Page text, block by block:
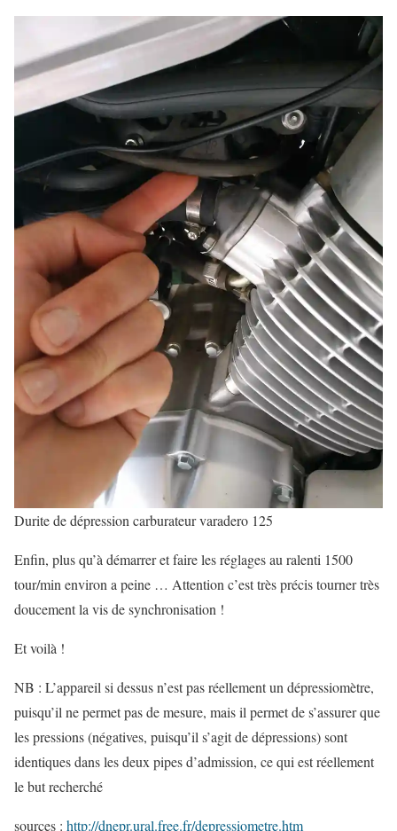
Durite de dépression carburateur varadero 125
Enfin, plus qu’à démarrer et faire les réglages au ralenti 1500
tour/min environ a peine … Attention c’est très précis tourner très
doucement la vis de synchronisation !
Et voilà !
NB : L’appareil si dessus n’est pas réellement un dépressiomètre,
puisqu’il ne permet pas de mesure, mais il permet de s’assurer que
les pressions (négatives, puisqu’il s’agit de dépressions) sont
identiques dans les deux pipes d’admission, ce qui est réellement
le but recherché
sources : http://dnepr.ural.free.fr/depressiometre.htm